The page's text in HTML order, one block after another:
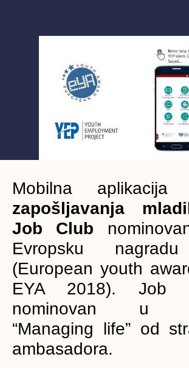
Mobilna aplikacija
zapošljavanja
Job Club
Evropsku
(European youth
EYA 2018). Job
nominovan u
“Managing life” od
ambasadora.